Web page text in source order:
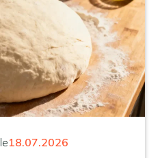
le18.07.2026